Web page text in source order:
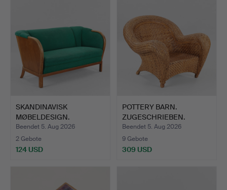
SKANDINAVISK
MØBELDESIGN.
Freistehendes So…
Beendet 5. Aug 2026
2 Gebote
124 USD
POTTERY BARN.
ZUGESCHRIEBEN.
"Malabar" Ses…
Beendet 5. Aug 2026
9 Gebote
309 USD